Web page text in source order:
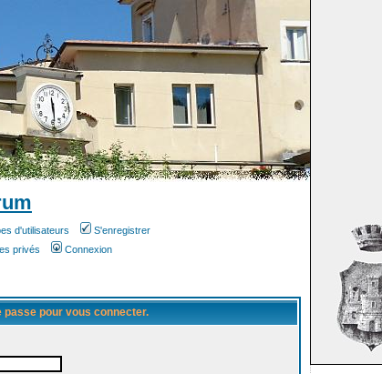
d'utilisateurs
S'enregistrer
privés Connexion
pour vous connecter.